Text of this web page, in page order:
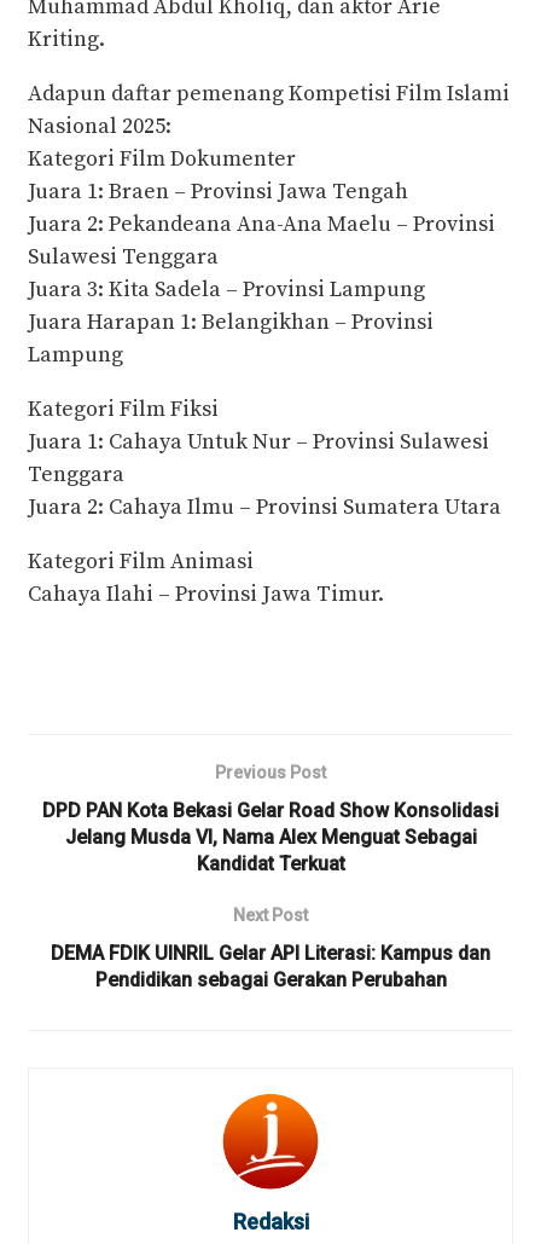
Muhammad Abdul Kholiq, dan aktor Arie
Kriting.
Adapun daftar pemenang Kompetisi Film Islami
Nasional 2025:
Kategori Film Dokumenter
Juara 1: Braen – Provinsi Jawa Tengah
Juara 2: Pekandeana Ana-Ana Maelu – Provinsi
Sulawesi Tenggara
Juara 3: Kita Sadela – Provinsi Lampung
Juara Harapan 1: Belangikhan – Provinsi
Lampung
Kategori Film Fiksi
Juara 1: Cahaya Untuk Nur – Provinsi Sulawesi
Tenggara
Juara 2: Cahaya Ilmu – Provinsi Sumatera Utara
Kategori Film Animasi
Cahaya Ilahi – Provinsi Jawa Timur.
Previous Post
DPD PAN Kota Bekasi Gelar Road Show Konsolidasi
Jelang Musda VI, Nama Alex Menguat Sebagai
Kandidat Terkuat
Next Post
DEMA FDIK UINRIL Gelar API Literasi: Kampus dan
Pendidikan sebagai Gerakan Perubahan
Redaksi